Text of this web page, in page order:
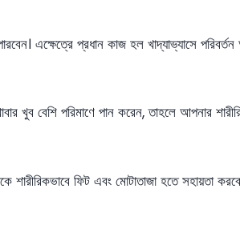
এক্ষেত্রে প্রধান কাজ হল খাদ্যাভ্যাসে
খুব বেশি পরিমাণে পান করেন, তাহলে আপনার
শারীরিকভাবে ফিট এবং মোটাতাজা হতে সহায়তা